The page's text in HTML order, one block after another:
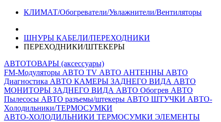
КЛИМАТ/Обогреватели/Увлажнители/Вентиляторы
ШНУРЫ КАБЕЛИ/ПЕРЕХОДНИКИ
ПЕРЕХОДНИКИ/ШТЕКЕРЫ
АВТОТОВАРЫ (аксессуары)
FM-Модуляторы АВТО TV АВТО АНТЕННЫ АВТО
Диагностика АВТО КАМЕРЫ ЗАДНЕГО ВИДА АВТО
МОНИТОРЫ ЗАДНЕГО ВИДА АВТО Обогрев АВТО
Пылесосы АВТО разъемы/штекеры АВТО ШТУЧКИ АВТО-
Холодильники/ТЕРМОСУМКИ
АВТО-ХОЛОДИЛЬНИКИ ТЕРМОСУМКИ ЭЛЕМЕНТЫ